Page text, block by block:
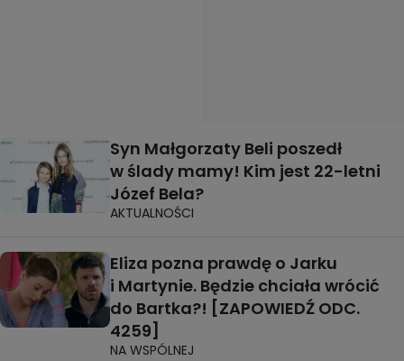
Syn Małgorzaty Beli poszedł
w ślady mamy! Kim jest 22-letni
Józef Bela?
AKTUALNOŚCI
Eliza pozna prawdę o Jarku
i Martynie. Będzie chciała wrócić
do Bartka?! [ZAPOWIEDŹ ODC.
4259]
NA WSPÓLNEJ